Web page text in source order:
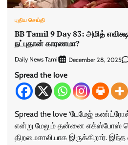
புதிய செய்தி
BB Tamil 9 Day 83: அமித்
நட்புதான் காரணமா?
Daily News Tamil December 28, 2025
Spread the love
Spread the love ‘டேமேஜ்
என்று மேலும் தன்னை எக்ஸ்போஸ்
திறமைசாலியாக இருக்கிறார். இந்த